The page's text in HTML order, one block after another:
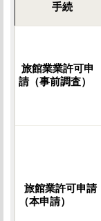
手続
旅館業業許可申
請 （事前調査）
旅館業許可申請
（本申請）